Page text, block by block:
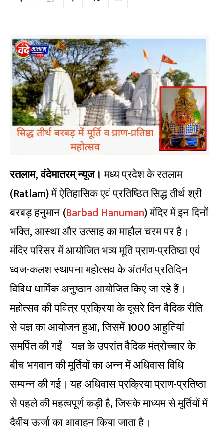
रतलाम, वंदेमातरम् न्यूज। मध्य प्रदेश के रतलाम
(Ratlam) में ऐतिहासिक एवं प्रतिष्ठित सिद्ध तीर्थ श्री
बरबड़ हनुमान (Barbad Hanuman) मंदिर में इन दिनों
भक्ति, आस्था और उत्साह का माहौल चरम पर है।
मंदिर परिसर में आयोजित भव्य मूर्ति प्राण-प्रतिष्ठा एवं
ध्वज-कलश स्थापना महोत्सव के अंतर्गत प्रतिदिन
विविध धार्मिक अनुष्ठान आयोजित किए जा रहे हैं।
महोत्सव की पवित्र प्रक्रिया के दूसरे दिन वैदिक रीति
से यज्ञ का आयोजन हुआ, जिसमें 1000 आहुतियां
समर्पित की गईं। यज्ञ के उपरांत वैदिक मंत्रोच्चार के
बीच भगवान की मूर्तियों का अन्न में अधिवास विधि
सम्पन्न की गई। यह अधिवास प्रक्रिया प्राण-प्रतिष्ठा
से पहले की महत्वपूर्ण कड़ी है, जिसके माध्यम से मूर्तियों में
दैवीय ऊर्जा का आवाहन किया जाता है।